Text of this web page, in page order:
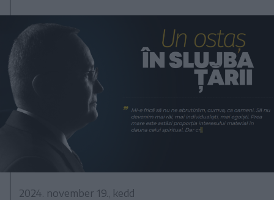
2024. november 19., kedd